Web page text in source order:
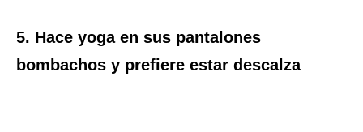
5. Hace yoga en sus pantalones
bombachos y prefiere estar descalza